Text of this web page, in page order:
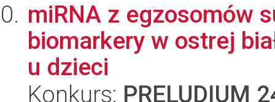
miRNA z egzosomów
biomarkery w ostrej
u dzieci
Konkurs: PRELUDIUM